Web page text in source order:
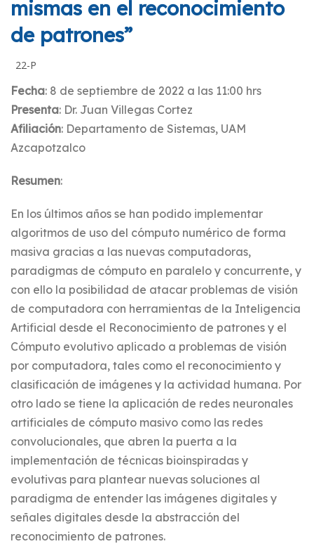
mismas en el reconocimiento
de patrones”
22-P
Fecha: 8 de septiembre de 2022 a las 11:00 hrs
Presenta: Dr. Juan Villegas Cortez
Afiliación: Departamento de Sistemas, UAM
Azcapotzalco
Resumen:
En los últimos años se han podido implementar
algoritmos de uso del cómputo numérico de forma
masiva gracias a las nuevas computadoras,
paradigmas de cómputo en paralelo y concurrente, y
con ello la posibilidad de atacar problemas de visión
de computadora con herramientas de la Inteligencia
Artificial desde el Reconocimiento de patrones y el
Cómputo evolutivo aplicado a problemas de visión
por computadora, tales como el reconocimiento y
clasificación de imágenes y la actividad humana. Por
otro lado se tiene la aplicación de redes neuronales
artificiales de cómputo masivo como las redes
convolucionales, que abren la puerta a la
implementación de técnicas bioinspiradas y
evolutivas para plantear nuevas soluciones al
paradigma de entender las imágenes digitales y
señales digitales desde la abstracción del
reconocimiento de patrones.